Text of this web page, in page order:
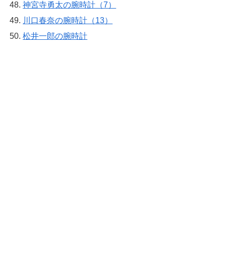
神宮寺勇太の腕時計（7）
川口春奈の腕時計（13）
松井一郎の腕時計